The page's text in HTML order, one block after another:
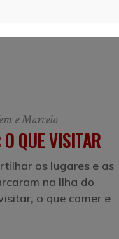
e Marcelo
QUE VISITAR
os lugares e as
na Ilha do
o que comer e